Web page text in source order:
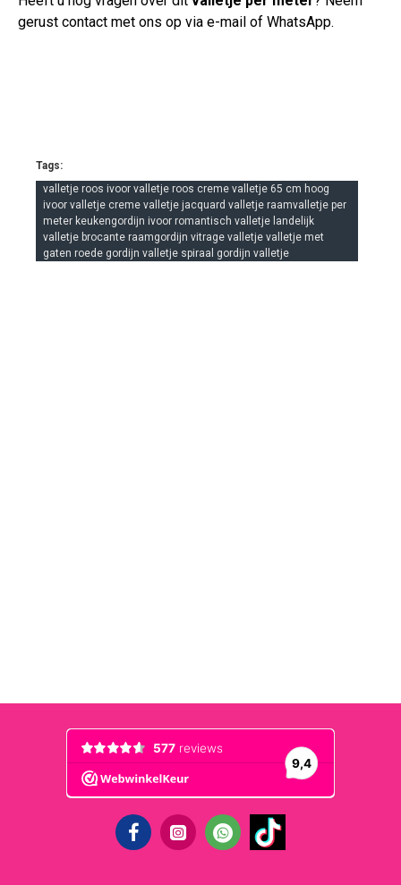
gerust contact met ons op via e-mail of WhatsApp.
Tags:
valletje roos ivoor valletje roos creme valletje 65 cm hoog
ivoor valletje creme valletje jacquard valletje raamvalletje per
meter keukengordijn ivoor romantisch valletje landelijk
valletje brocante raamgordijn vitrage valletje valletje met
gaten roede gordijn valletje spiraal gordijn valletje